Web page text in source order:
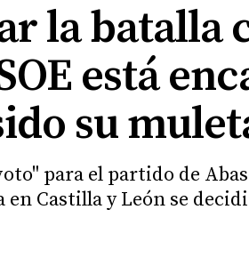
la batalla
está
su
para el partido de
Castilla y León se